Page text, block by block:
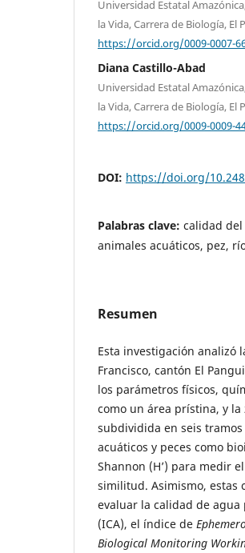
Universidad Estatal
la Vida, Carrera de Biología, El
https://orcid.org/0009-0007-
Diana Castillo-Abad
Universidad Estatal
la Vida, Carrera de Biología, El
https://orcid.org/0009-0009-
DOI: https://doi.org/
Palabras clave: calidad
animales acuáticos, pez,
Resumen
Esta investigación analizó
Francisco, cantón El
los parámetros físicos,
como un área prístina, y
subdividida en seis
acuáticos y peces como
Shannon (H’) para medir
similitud. Asimismo, estas
evaluar la calidad de
(ICA), el índice de
Biological Monitoring